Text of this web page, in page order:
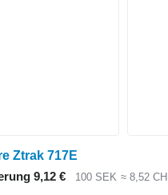
Ztrak 717E
9,12 €
100 SEK ≈ 8,52